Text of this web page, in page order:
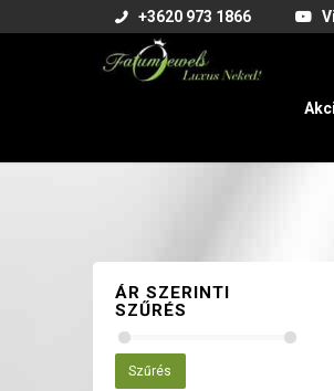
+3620 973 1866
ÁR SZERINTI
SZŰRÉS
Szűrés